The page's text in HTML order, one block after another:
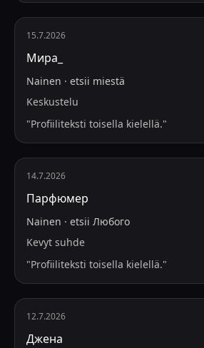
15.7.2026
Мира_
Nainen · etsii miestä
Keskustelu
"Profiiliteksti toisella kielellä."
14.7.2026
Парфюмер
Nainen · etsii Любого
Kevyt suhde
"Profiiliteksti toisella kielellä."
12.7.2026
Джена